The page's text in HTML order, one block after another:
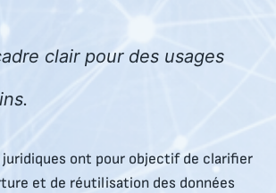
clair pour des usages
juridiques ont pour objectif de clarifier
et de réutilisation des données